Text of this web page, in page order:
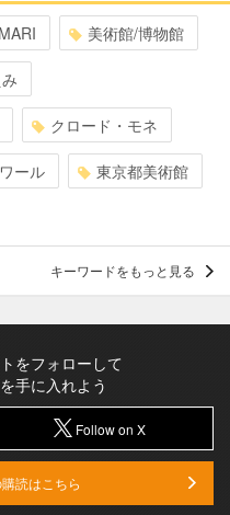
美術館/博物館
クロード・モネ
ール 東京都美術館
キーワードをもっと見る
をフォローして
手に入れよう
Follow on X
読はこちら